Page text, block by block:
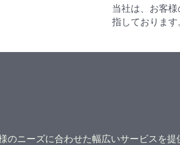
当社は、お客
指しております
ニーズに合わせた幅広いサービスを提